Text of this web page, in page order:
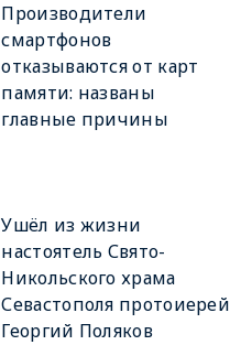
Производители
смартфонов
отказываются от карт
памяти: названы
главные причины
Ушёл из жизни
настоятель Свято-
Никольского храма
Севастополя протоиерей
Георгий Поляков